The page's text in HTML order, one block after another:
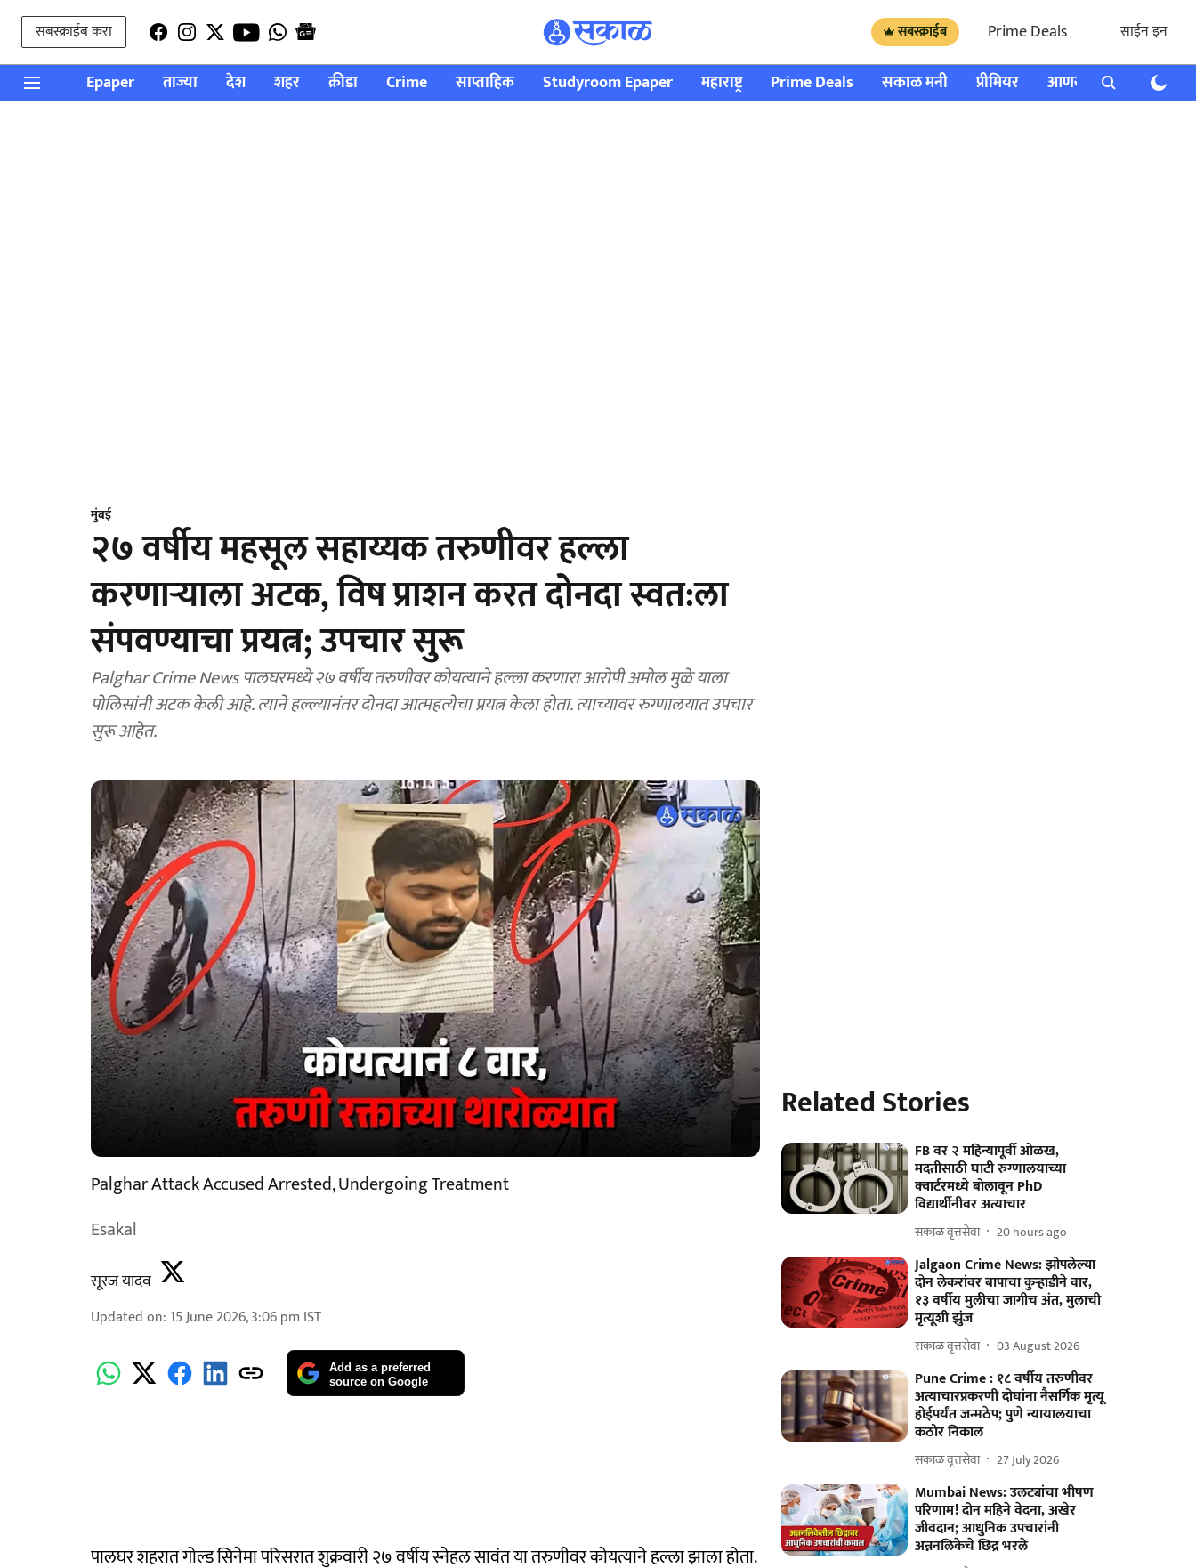
सबस्क्राईब करा सबस्क्राईब Prime Deals साईन इन
Epaper ताज्या देश शहर क्रीडा Crime साप्ताहिक Studyroom Epaper महाराष्ट्र Prime Deals सकाळ मनी प्रीमियर आणखी राशी भविष्य
मुंबई
२७ वर्षीय महसूल सहाय्यक तरुणीवर हल्ला
करणाऱ्याला अटक, विष प्राशन करत दोनदा स्वत:ला
संपवण्याचा प्रयत्न; उपचार सुरू
Palghar Crime News पालघरमध्ये २७ वर्षीय तरुणीवर कोयत्याने हल्ला करणारा आरोपी अमोल मुळे याला
पोलिसांनी अटक केली आहे. त्याने हल्ल्यानंतर दोनदा आत्महत्येचा प्रयत्न केला होता. त्याच्यावर रुग्णालयात उपचार
सुरू आहेत.
Palghar Attack Accused Arrested, Undergoing Treatment
Esakal
सूरज यादव
Updated on: 15 June 2026, 3:06 pm IST
Add as a preferred
source on Google
पालघर शहरात गोल्ड सिनेमा परिसरात शुक्रवारी २७ वर्षीय स्नेहल सावंत या तरुणीवर कोयत्याने हल्ला झाला होता.
Related Stories
FB वर २ महिन्यापूर्वी ओळख,
मदतीसाठी घाटी रुग्णालयाच्या
क्वार्टरमध्ये बोलावून PhD
विद्यार्थीनीवर अत्याचार
सकाळ वृत्तसेवा 20 hours ago
Jalgaon Crime News: झोपलेल्या
दोन लेकरांवर बापाचा कुऱ्हाडीने वार,
१३ वर्षीय मुलीचा जागीच अंत, मुलाची
मृत्यूशी झुंज
सकाळ वृत्तसेवा 03 August 2026
Pune Crime : १८ वर्षीय तरुणीवर
अत्याचारप्रकरणी दोघांना नैसर्गिक मृत्यू
होईपर्यंत जन्मठेप; पुणे न्यायालयाचा
कठोर निकाल
सकाळ वृत्तसेवा 27 July 2026
Mumbai News: उलट्यांचा भीषण
परिणाम! दोन महिने वेदना, अखेर
जीवदान; आधुनिक उपचारांनी
अन्ननलिकेचे छिद्र भरले